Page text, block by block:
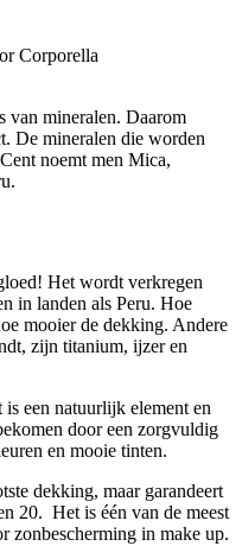
Corporella
van mineralen. Daarom
De mineralen die worden
noemt men Mica,
Het wordt verkregen
in landen als Peru. Hoe
mooier de dekking. Andere
zijn titanium, ijzer en
een natuurlijk element en
door een zorgvuldig
en mooie tinten.
dekking, maar garandeert
20. Het is één van de meest
zonbescherming in make up.